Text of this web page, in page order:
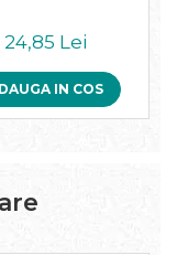
24,85 Lei
IN COS